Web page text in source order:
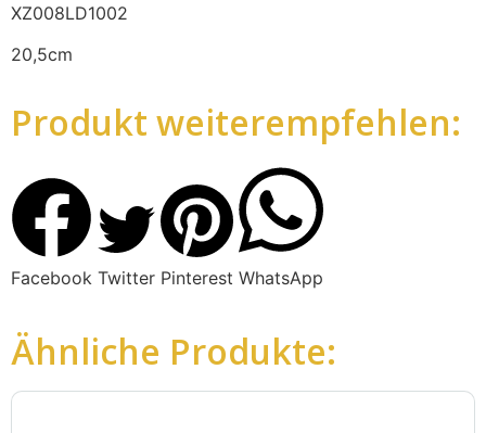
XZ008LD1002
20,5cm
Produkt weiterempfehlen:
Facebook Twitter Pinterest WhatsApp
Ähnliche Produkte: